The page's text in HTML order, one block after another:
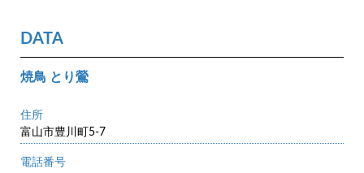
DATA
焼鳥 とり鶯
住所
富山市豊川町5-7
電話番号